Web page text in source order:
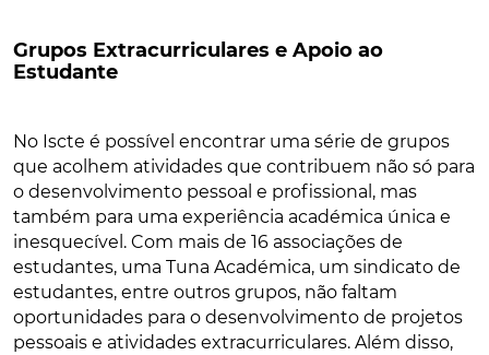
Grupos Extracurriculares e Apoio ao
Estudante
No Iscte é possível encontrar uma série de grupos
que acolhem atividades que contribuem não só para
o desenvolvimento pessoal e profissional, mas
também para uma experiência académica única e
inesquecível. Com mais de 16 associações de
estudantes, uma Tuna Académica, um sindicato de
estudantes, entre outros grupos, não faltam
oportunidades para o desenvolvimento de projetos
pessoais e atividades extracurriculares. Além disso,